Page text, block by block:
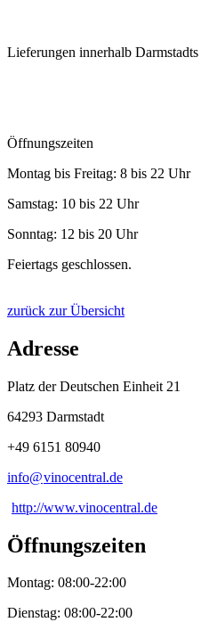
Lieferungen innerhalb
Öffnungszeiten
Montag bis Freitag: 8 bis 22 Uhr
Samstag: 10 bis 22 Uhr
Sonntag: 12 bis 20 Uhr
Feiertags geschlossen.
zurück zur Übersicht
Adresse
Platz der Deutschen Einheit 21
64293 Darmstadt
+49 6151 80940
info@vinocentral.de
http://www.vinocentral.de
Öffnungszeiten
Montag: 08:00-22:00
Dienstag: 08:00-22:00